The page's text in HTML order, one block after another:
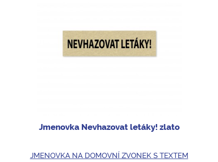
Jmenovka Nevhazovat letáky! zlato
JMENOVKA NA DOMOVNÍ ZVONEK S TEXTEM